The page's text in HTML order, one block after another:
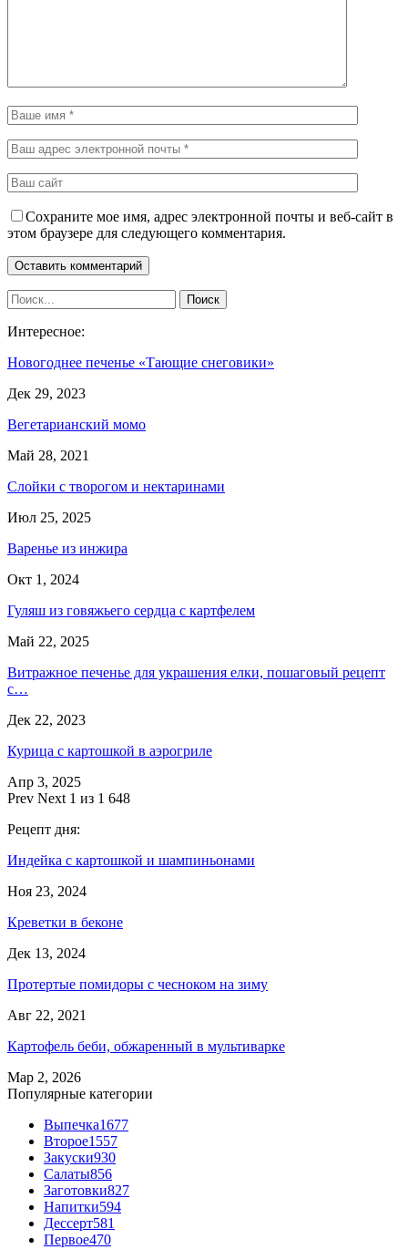
Сохраните мое имя, адрес электронной почты и веб-сайт в
этом браузере для следующего комментария.
Интересное:
Новогоднее печенье «Тающие снеговики»
Дек 29, 2023
Вегетарианский момо
Май 28, 2021
Слойки с творогом и нектаринами
Июл 25, 2025
Варенье из инжира
Окт 1, 2024
Гуляш из говяжьего сердца с картфелем
Май 22, 2025
Витражное печенье для украшения елки, пошаговый рецепт
с…
Дек 22, 2023
Курица с картошкой в аэрогриле
Апр 3, 2025
Prev Next 1 из 1 648
Рецепт дня:
Индейка с картошкой и шампиньонами
Ноя 23, 2024
Креветки в беконе
Дек 13, 2024
Протертые помидоры с чесноком на зиму
Авг 22, 2021
Картофель беби, обжаренный в мультиварке
Мар 2, 2026
Популярные категории
Выпечка1677
Второе1557
Закуски930
Салаты856
Заготовки827
Напитки594
Дессерт581
Первое470